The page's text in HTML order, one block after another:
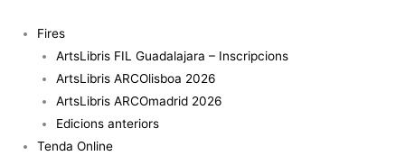
contingut
Fires
ArtsLibris FIL Guadalajara – Inscripcions
ArtsLibris ARCOlisboa 2026
ArtsLibris ARCOmadrid 2026
Edicions anteriors
Tenda Online
Marzgefallenen
Denkmal.
Gonzalo